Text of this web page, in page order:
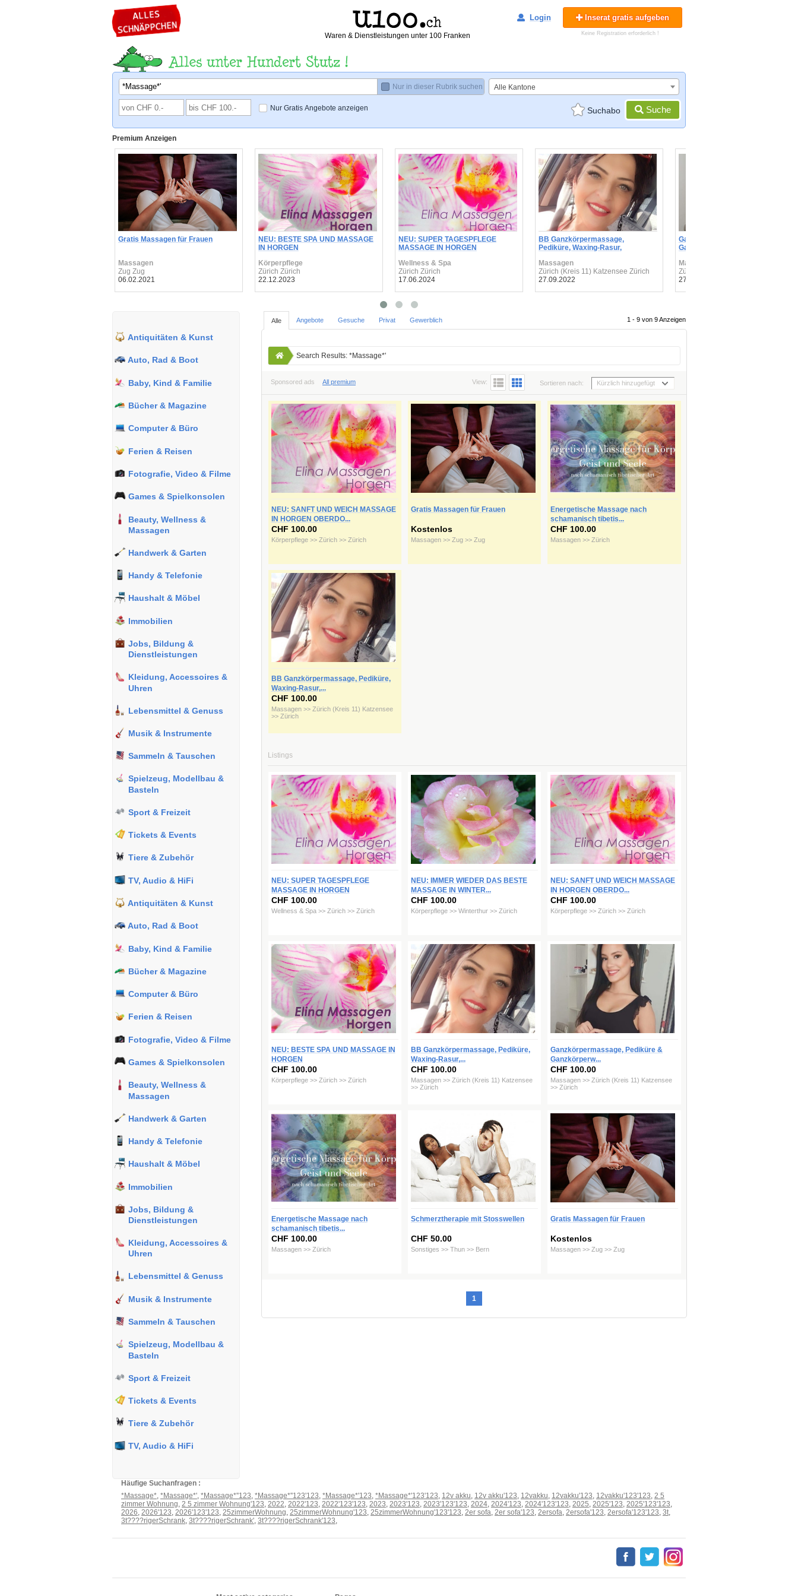
Login Inserat gratis aufgeben
Keine Registration erforderlich !
Waren & Dienstleistungen unter 100 Franken
Nur in dieser Rubrik suchen Alle Kantone
Nur Gratis Angebote anzeigen Suche
Suchabo
Premium Anzeigen
Gratis Massagen für Frauen
Massagen
Zug Zug
06.02.2021
NEU: BESTE SPA UND MASSAGE
IN HORGEN
Körperpflege
Zürich Zürich
22.12.2023
NEU: SUPER TAGESPFLEGE
MASSAGE IN HORGEN
Wellness & Spa
Zürich Zürich
17.06.2024
BB Ganzkörpermassage,
Pediküre, Waxing-Rasur,
Massagen
Zürich (Kreis 11) Katzensee Zürich
27.09.2022
Ganzkörpermassage, Pediküre &
Ganzkörperwaxing.
Massagen
Zürich (Kreis 11) Katzensee Zürich
27.09.2022
Antiquitäten & Kunst
Auto, Rad & Boot
Baby, Kind & Familie
Bücher & Magazine
Computer & Büro
Ferien & Reisen
Fotografie, Video & Filme
Games & Spielkonsolen
Beauty, Wellness &
Massagen
Handwerk & Garten
Handy & Telefonie
Haushalt & Möbel
Immobilien
Jobs, Bildung &
Dienstleistungen
Kleidung, Accessoires &
Uhren
Lebensmittel & Genuss
Musik & Instrumente
Sammeln & Tauschen
Spielzeug, Modellbau &
Basteln
Sport & Freizeit
Tickets & Events
Tiere & Zubehör
TV, Audio & HiFi
Antiquitäten & Kunst
Auto, Rad & Boot
Baby, Kind & Familie
Bücher & Magazine
Computer & Büro
Ferien & Reisen
Fotografie, Video & Filme
Games & Spielkonsolen
Beauty, Wellness &
Massagen
Handwerk & Garten
Handy & Telefonie
Haushalt & Möbel
Immobilien
Jobs, Bildung &
Dienstleistungen
Kleidung, Accessoires &
Uhren
Lebensmittel & Genuss
Musik & Instrumente
Sammeln & Tauschen
Spielzeug, Modellbau &
Basteln
Sport & Freizeit
Tickets & Events
Tiere & Zubehör
TV, Audio & HiFi
1 - 9 von 9 Anzeigen
Alle Angebote Gesuche Privat Gewerblich
Search Results: *Massage*'
Sponsored ads All premium Sortieren nach: Kürzlich hinzugefügt
View:
NEU: SANFT UND WEICH MASSAGE
IN HORGEN OBERDO...
CHF 100.00
Körperpflege >> Zürich >> Zürich
Gratis Massagen für Frauen
Kostenlos
Massagen >> Zug >> Zug
Energetische Massage nach
schamanisch tibetis...
CHF 100.00
Massagen >> Zürich
BB Ganzkörpermassage, Pediküre,
Waxing-Rasur,...
CHF 100.00
Massagen >> Zürich (Kreis 11) Katzensee
>> Zürich
Listings
NEU: SUPER TAGESPFLEGE
MASSAGE IN HORGEN
CHF 100.00
Wellness & Spa >> Zürich >> Zürich
NEU: IMMER WIEDER DAS BESTE
MASSAGE IN WINTER...
CHF 100.00
Körperpflege >> Winterthur >> Zürich
NEU: SANFT UND WEICH MASSAGE
IN HORGEN OBERDO...
CHF 100.00
Körperpflege >> Zürich >> Zürich
NEU: BESTE SPA UND MASSAGE IN
HORGEN
CHF 100.00
Körperpflege >> Zürich >> Zürich
BB Ganzkörpermassage, Pediküre,
Waxing-Rasur,...
CHF 100.00
Massagen >> Zürich (Kreis 11) Katzensee
>> Zürich
Ganzkörpermassage, Pediküre &
Ganzkörperw...
CHF 100.00
Massagen >> Zürich (Kreis 11) Katzensee
>> Zürich
Energetische Massage nach
schamanisch tibetis...
CHF 100.00
Massagen >> Zürich
Schmerztherapie mit Stosswellen
CHF 50.00
Sonstiges >> Thun >> Bern
Gratis Massagen für Frauen
Kostenlos
Massagen >> Zug >> Zug
1
Häufige Suchanfragen :
*Massage* *Massage*' *Massage*''123 *Massage*''123'123 *Massage*'123 *Massage*'123'123 12v akku 12v akku'123 12vakku 12vakku'123 12vakku'123'123 2 5
zimmer Wohnung 2 5 zimmer Wohnung'123 2022 2022'123 2022'123'123 2023 2023'123 2023'123'123 2024 2024'123 2024'123'123 2025 2025'123 2025'123'123
2026 2026'123 2026'123'123 25zimmerWohnung 25zimmerWohnung'123 25zimmerWohnung'123'123 2er sofa 2er sofa'123 2ersofa 2ersofa'123 2ersofa'123'123 3t
3t????rigerSchrank 3t????rigerSchrank' 3t????rigerSchrank'123